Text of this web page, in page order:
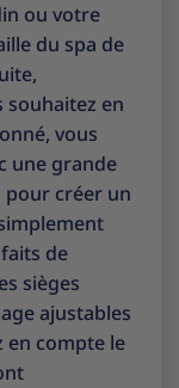
ou votre
du spa de
souhaitez en
vous
une grande
pour créer un
de
sièges
ajustables
en compte le